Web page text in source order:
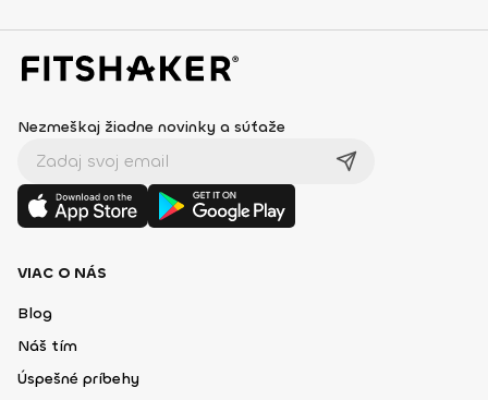
Nezmeškaj žiadne novinky a súťaže
VIAC O NÁS
Blog
Náš tím
Úspešné príbehy